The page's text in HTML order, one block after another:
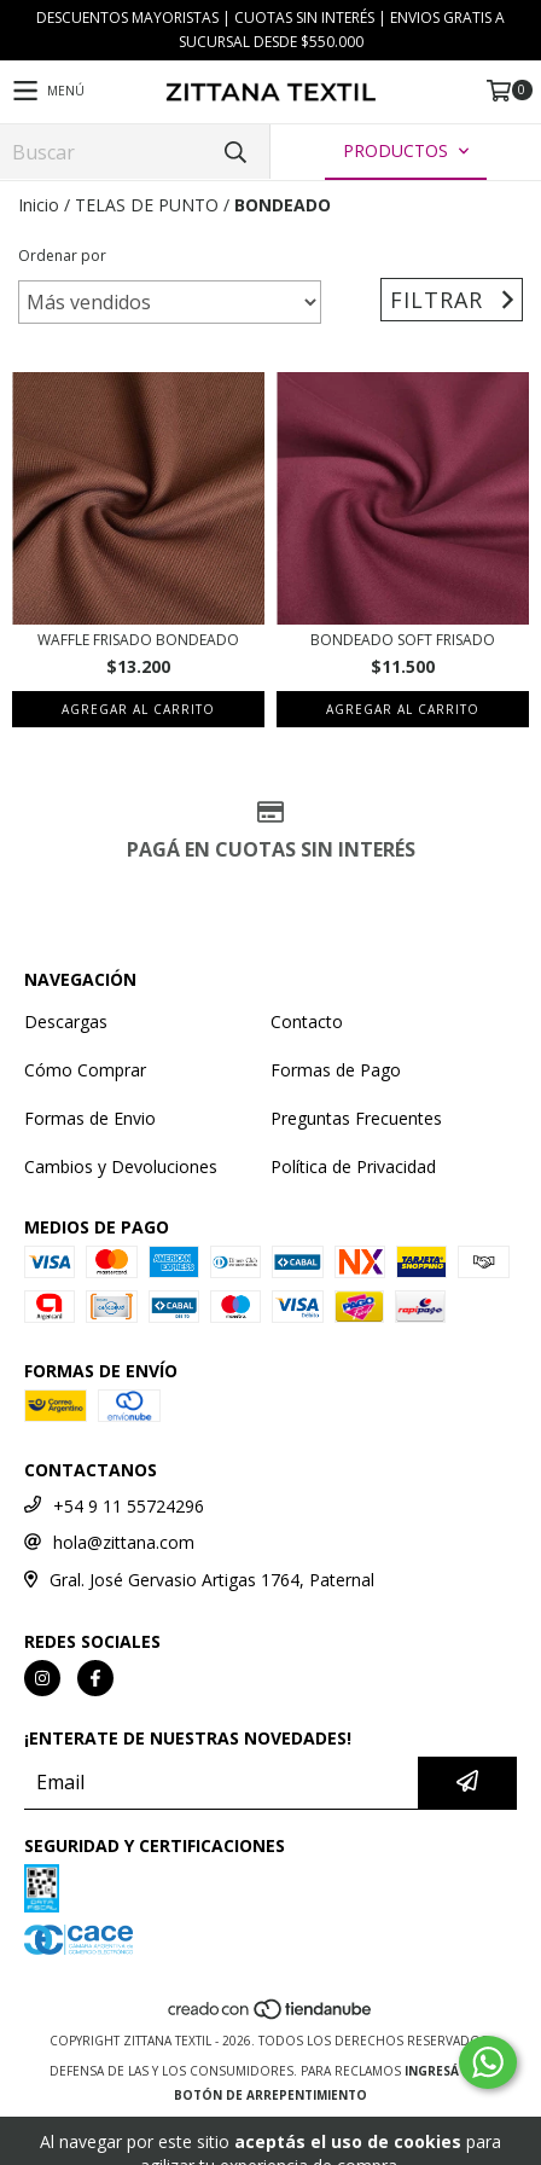
Al navegar por este sitio aceptás el uso de cookies para
DESCUENTOS MAYORISTAS | CUOTAS SIN INTERÉS | ENVIOS GRATIS A
SUCURSAL DESDE $550.000
MENÚ 0
PRODUCTOS
Inicio / TELAS DE PUNTO / BONDEADO
Ordenar por
FILTRAR
WAFFLE FRISADO BONDEADO
$13.200
AGREGAR AL CARRITO
BONDEADO SOFT FRISADO
$11.500
AGREGAR AL CARRITO
PAGÁ EN CUOTAS SIN INTERÉS
NAVEGACIÓN
Descargas
Contacto
Cómo Comprar Formas de Pago
Formas de Envio Preguntas Frecuentes
Cambios y Devoluciones Política de Privacidad
MEDIOS DE PAGO
FORMAS DE ENVÍO
CONTACTANOS
+54 9 11 55724296
hola@zittana.com
Gral. José Gervasio Artigas 1764, Paternal
REDES SOCIALES
¡ENTERATE DE NUESTRAS NOVEDADES!
SEGURIDAD Y CERTIFICACIONES
COPYRIGHT ZITTANA TEXTIL - 2026. TODOS LOS DERECHOS RESERVADOS.
DEFENSA DE LAS Y LOS CONSUMIDORES. PARA RECLAMOS INGRESÁ ACÁ.
BOTÓN DE ARREPENTIMIENTO